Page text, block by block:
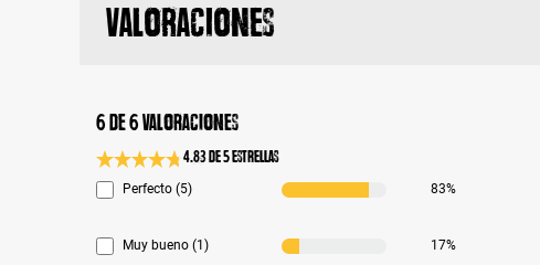
Valoraciones
6 de 6 valoraciones
Calificación promedio de 4.8 de 5 estrellas
4.83 de 5 Estrellas
Perfecto (5) 83%
Muy bueno (1) 17%